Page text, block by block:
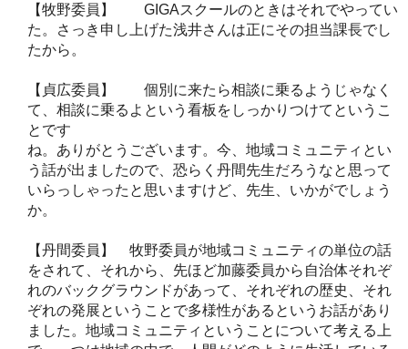
【牧野委員】 GIGAスクールのときはそれでやってい
た。さっき申し上げた浅井さんは正にその担当課長でし
たから。
【貞広委員】 個別に来たら相談に乗るようじゃなく
て、相談に乗るよという看板をしっかりつけてというこ
とです
ね。ありがとうございます。今、地域コミュニティとい
う話が出ましたので、恐らく丹間先生だろうなと思って
いらっしゃったと思いますけど、先生、いかがでしょう
か。
【丹間委員】 牧野委員が地域コミュニティの単位の話
をされて、それから、先ほど加藤委員から自治体それぞ
れのバックグラウンドがあって、それぞれの歴史、それ
ぞれの発展ということで多様性があるというお話があり
ました。地域コミュニティということについて考える上